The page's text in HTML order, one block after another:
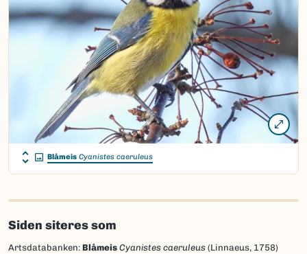
Blåmeis Cyanistes caeruleus
Siden siteres som
Artsdatabanken: Blåmeis Cyanistes caeruleus (Linnaeus, 1758)